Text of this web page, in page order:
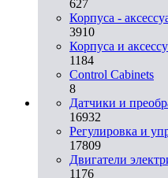
627
Корпуса -
3910
Корпуса и
1184
Control Cabinets
8
Датчики и
16932
Регулировка и
17809
Двигатели
1176